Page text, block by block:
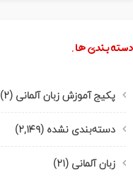
Verify
دسته بندی ها.
پکیج آموزش زبان آلمانی (۲)
دسته‌بندی نشده (۲,۱۴۹)
زبان آلمانی (۲۱)